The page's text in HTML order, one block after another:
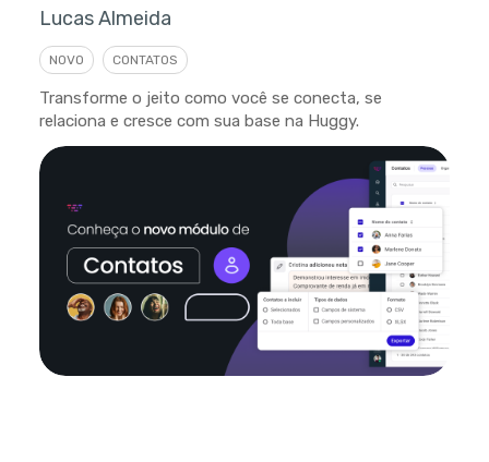
Lucas Almeida
NOVO CONTATOS
Transforme o jeito como você se conecta, se
relaciona e cresce com sua base na Huggy.